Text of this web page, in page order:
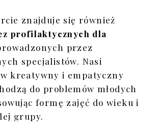
znajduje się również
profilaktycznych dla
przez
specjalistów. Nasi
kreatywny i empatyczny
do problemów młodych
formę zajęć do wieku i
grupy.